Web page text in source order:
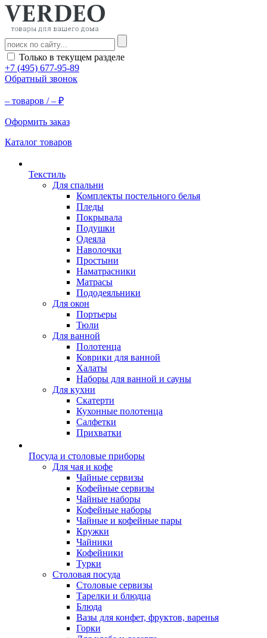
Только в текущем разделе
+7 (495) 677-95-89
Обратный звонок
– товаров /– ₽
Оформить заказ
Каталог товаров
Текстиль
Для спальни
Комплекты постельного белья
Пледы
Покрывала
Подушки
Одеяла
Наволочки
Простыни
Наматрасники
Матрасы
Пододеяльники
Для окон
Портьеры
Тюли
Для ванной
Полотенца
Коврики для ванной
Халаты
Наборы для ванной и сауны
Для кухни
Скатерти
Кухонные полотенца
Салфетки
Прихватки
Посуда и столовые приборы
Для чая и кофе
Чайные сервизы
Кофейные сервизы
Чайные наборы
Кофейные наборы
Чайные и кофейные пары
Кружки
Чайники
Кофейники
Турки
Столовая посуда
Столовые сервизы
Тарелки и блюдца
Блюда
Вазы для конфет, фруктов, варенья
Горки